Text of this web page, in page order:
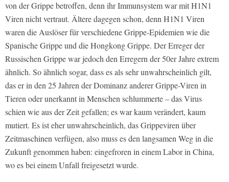
von der Grippe betroffen, denn ihr Immunsystem war mit H1N1
Viren nicht vertraut. Ältere dagegen schon, denn H1N1 Viren
waren die Auslöser für verschiedene Grippe-Epidemien wie die
Spanische Grippe und die Hongkong Grippe. Der Erreger der
Russischen Grippe war jedoch den Erregern der 50er Jahre extrem
ähnlich. So ähnlich sogar, dass es als sehr unwahrscheinlich gilt,
das er in den 25 Jahren der Dominanz anderer Grippe-Viren in
Tieren oder unerkannt in Menschen schlummerte – das Virus
schien wie aus der Zeit gefallen; es war kaum verändert, kaum
mutiert. Es ist eher unwahrscheinlich, das Grippeviren über
Zeitmaschinen verfügen, also muss es den langsamen Weg in die
Zukunft genommen haben: eingefroren in einem Labor in China,
wo es bei einem Unfall freigesetzt wurde.